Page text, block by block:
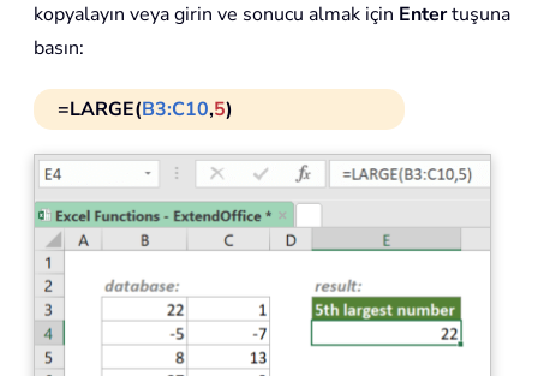
kopyalayın veya girin ve sonucu almak için Entertuşuna
basın:
=LARGE(B3:C10,5)